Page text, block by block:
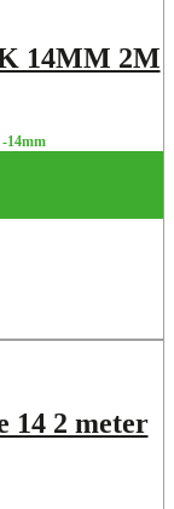
14MM 2M
14mm
14 2 meter